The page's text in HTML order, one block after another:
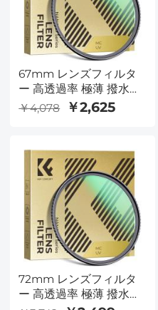
67mm レンズフィルタ
ー 高透過率 極薄 撥水防
汚 AGC日本製光学ガラ
ス レンズ保護用 MCUV
Dazzleシリーズ）
￥4,078 ￥2,625
72mm レンズフィルタ
ー 高透過率 極薄 撥水防